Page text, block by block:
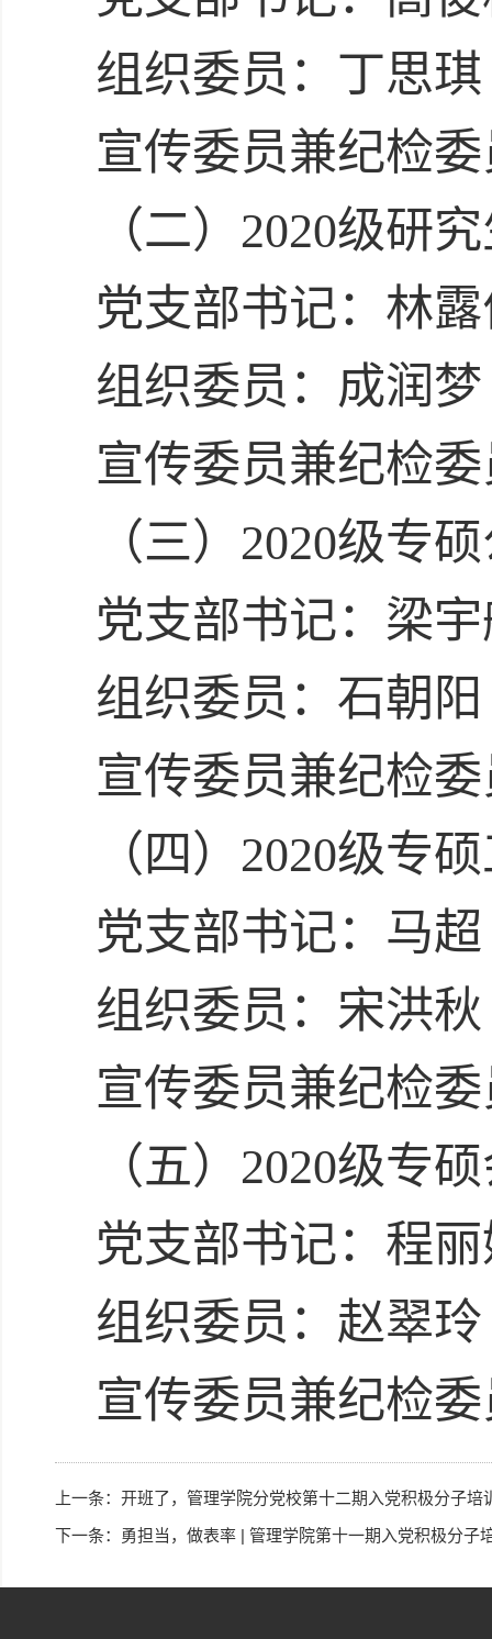
组织委员：丁思琪
宣传委员兼纪检
（二）2020级研
党支部书记：林
组织委员：成润梦
宣传委员兼纪检
（三）2020级专
党支部书记：梁
组织委员：石朝阳
宣传委员兼纪检
（四）2020级专
党支部书记：马超
组织委员：宋洪秋
宣传委员兼纪检
（五）2020级专
党支部书记：程
组织委员：赵翠玲
宣传委员兼纪检
上一条： 开班了，管理学院分党校第十二期入党积极分子培
下一条： 勇担当，做表率 | 管理学院第十一期入党积极分子